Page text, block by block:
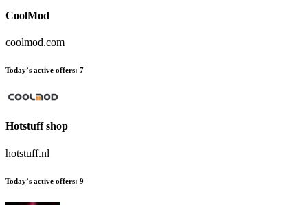
CoolMod
coolmod.com
Today’s active offers: 7
Hotstuff shop
hotstuff.nl
Today’s active offers: 9